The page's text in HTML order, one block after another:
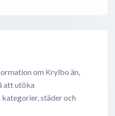
om Krylbo än,
att utöka
städer och